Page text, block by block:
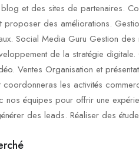
et des sites de partenaires.
proposer des améliorations.
Social Media Guru Gestion
de la stratégie
Ventes Organisation et
coordonneras les activités
nos équipes pour offrir une
des leads. Réaliser des